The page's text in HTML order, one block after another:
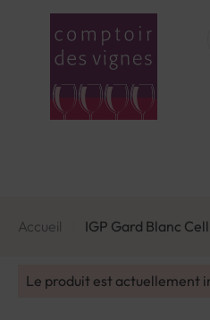
Accueil IGP Gard Blanc
Le produit est actuellement